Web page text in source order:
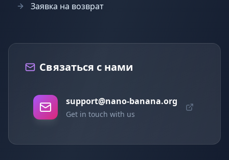
Заявка на возврат
Связаться с нами
support@nano-banana.org
Get in touch with us